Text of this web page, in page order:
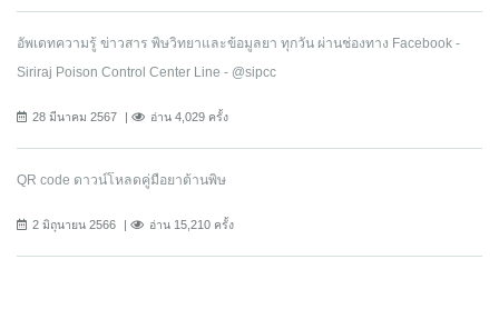
อัพเดทความรู้ ข่าวสาร พิษวิทยาและข้อมูลยา ทุกวัน ผ่านช่องทาง Facebook -
Siriraj Poison Control Center Line - @sipcc
28 มีนาคม 2567 อ่าน 4,029 ครั้ง
QR code ดาวน์โหลดคู่มือยาต้านพิษ
2 มิถุนายน 2566 อ่าน 15,210 ครั้ง